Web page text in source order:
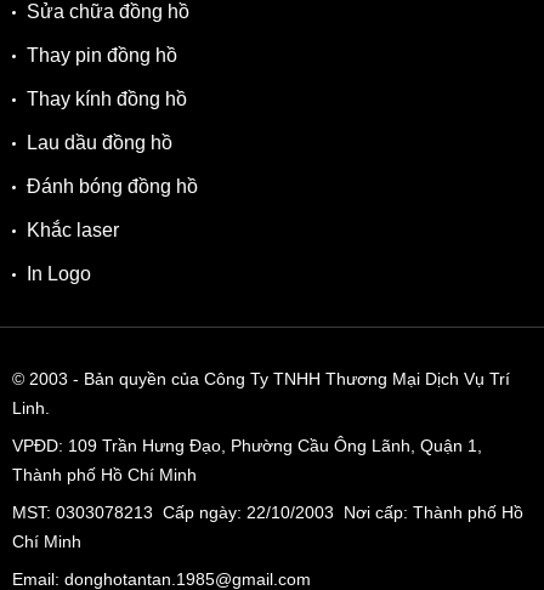
Sửa chữa đồng hồ
Thay pin đồng hồ
Thay kính đồng hồ
Lau dầu đồng hồ
Đánh bóng đồng hồ
Khắc laser
In Logo
© 2003 - Bản quyền của Công Ty TNHH Thương Mại Dịch Vụ Trí
Linh.
VPĐD: 109 Trần Hưng Đạo, Phường Cầu Ông Lãnh, Quận 1,
Thành phố Hồ Chí Minh
MST: 0303078213 Cấp ngày: 22/10/2003 Nơi cấp: Thành phố Hồ
Chí Minh
Email: donghotantan.1985@gmail.com